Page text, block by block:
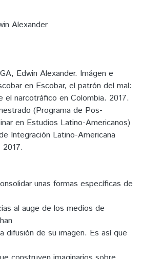
Alexander
Edwin Alexander. Imágen e
en Escobar, el patrón del mal:
el narcotráfico en Colombia. 2017.
(Programa de Pos-
en Estudios Latino-Americanos)
Integración Latino-Americana
unas formas específicas de
al auge de los medios de
difusión de su imagen. Es así que